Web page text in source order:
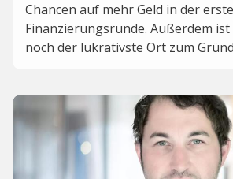
Chancen auf mehr Geld in der
Finanzierungsrunde. Außerdem
noch der lukrativste Ort zum